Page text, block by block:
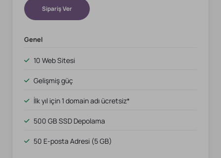
Sipariş Ver
Genel
10 Web Sitesi
Gelişmiş güç
İlk yıl için 1 domain adı ücretsiz*
500 GB SSD Depolama
50 E-posta Adresi (5 GB)